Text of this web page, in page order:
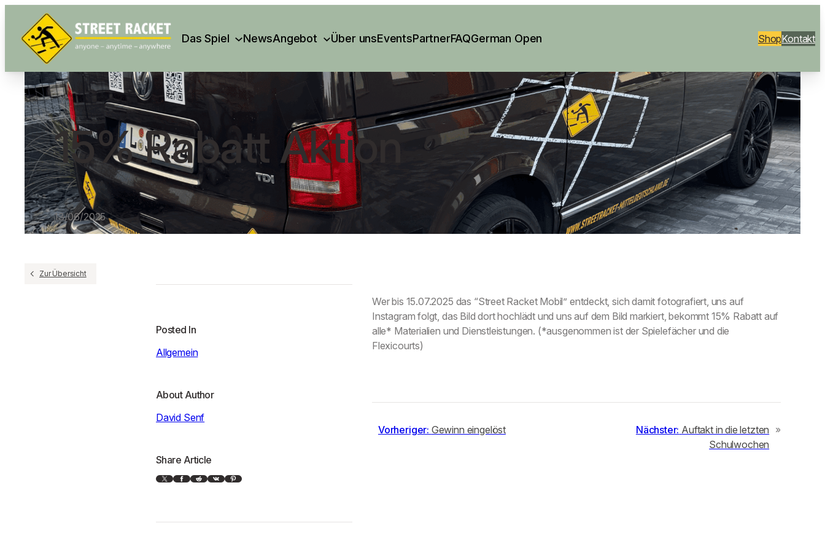
Das Spiel NewsAngebot Über unsEventsPartnerFAQGerman Open ShopKontakt
15% Rabatt Aktion
13/06/2025
Zur Übersicht
Wer bis 15.07.2025 das “Street Racket Mobil” entdeckt, sich damit fotografiert, uns auf
Instagram folgt, das Bild dort hochlädt und uns auf dem Bild markiert, bekommt 15% Rabatt auf
alle* Materialien und Dienstleistungen. (*ausgenommen ist der Spielefächer und die
Flexicourts)
Vorheriger: Gewinn eingelöst Nächster: Auftakt in die letzten
Schulwochen
»
Posted In
Allgemein
About Author
David Senf
Share Article
X
Facebook Reddit VK Pinterest